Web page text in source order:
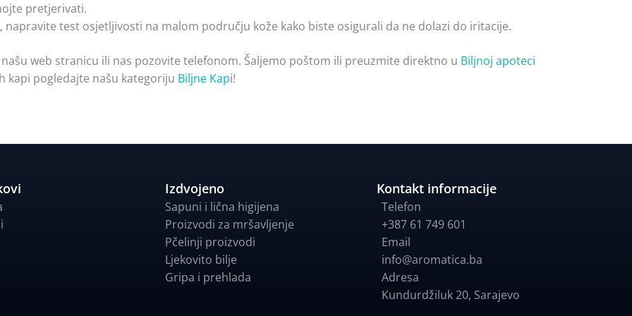
pretjerivati.
napravite test osjetljivosti na malom području kože kako biste osigurali da ne dolazi do iritacije.
web stranicu ili nas pozovite telefonom. Šaljemo poštom ili preuzmite direktno u Biljnoj apoteci
kapi pogledajte našu kategoriju Biljne Kapi!
Izdvojeno
Sapuni i lična higijena
Proizvodi za mršavljenje
Pčelinji proizvodi
Ljekovito bilje
Gripa i prehlada
Kontakt informacije
Telefon
+387 61 749 601
Email
info@aromatica.ba
Adresa
Kundurdžiluk 20, Sarajevo